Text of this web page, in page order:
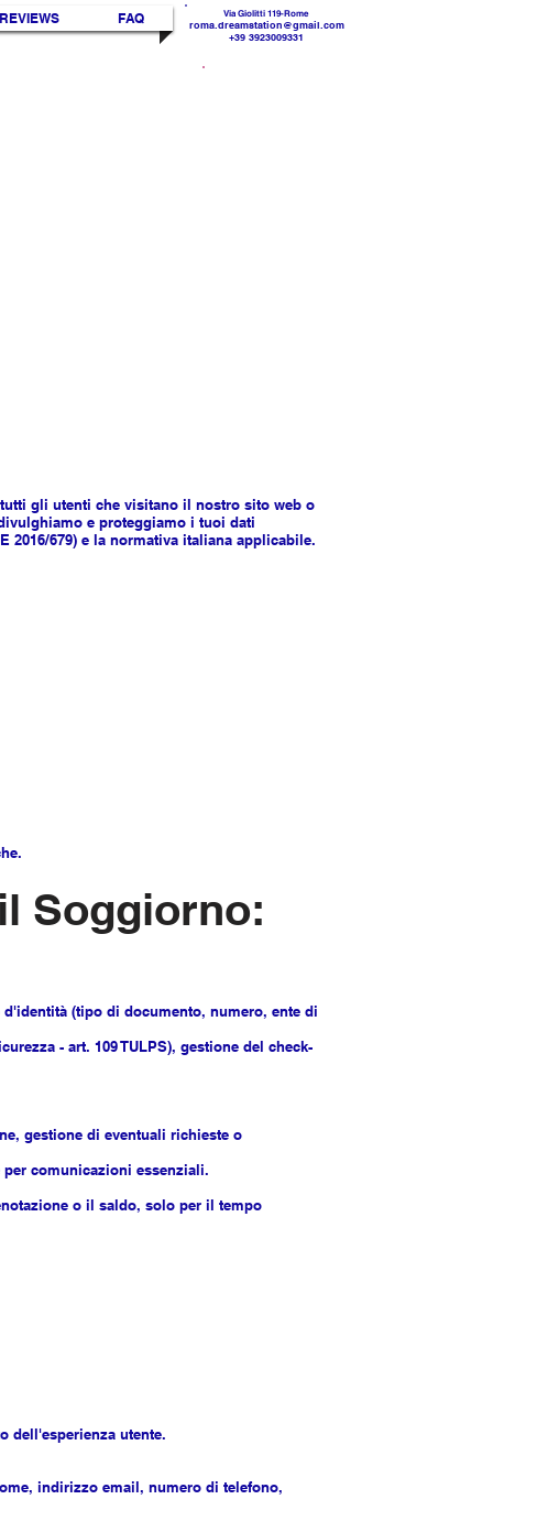
REVIEWS FAQ Via Giolitti 119-Rome
roma.dreamstation@gmail.com
+39 3923009331
gli utenti che visitano il nostro sito web o
e proteggiamo i tuoi dati
2016/679) e la normativa italiana applicabile.
Soggiorno:
(tipo di documento, numero, ente di
- art. 109 TULPS), gestione del check-
gestione di eventuali richieste o
per comunicazioni essenziali.
o il saldo, solo per il tempo
dell'esperienza utente.
indirizzo email, numero di telefono,